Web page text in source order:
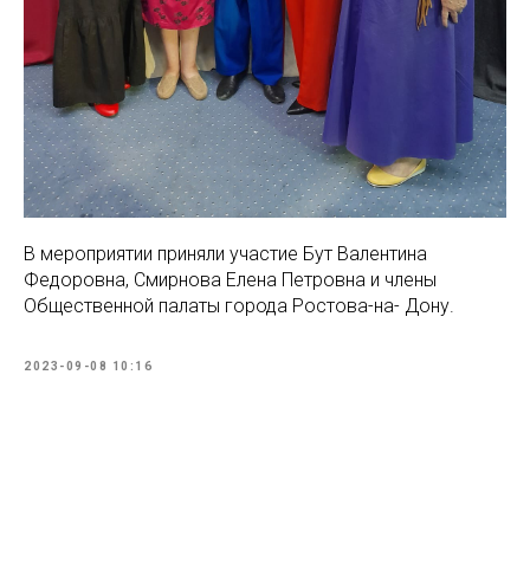
В мероприятии приняли участие Бут Валентина
Федоровна, Смирнова Елена Петровна и члены
Общественной палаты города Ростова-на- Дону.
2023-09-08 10:16